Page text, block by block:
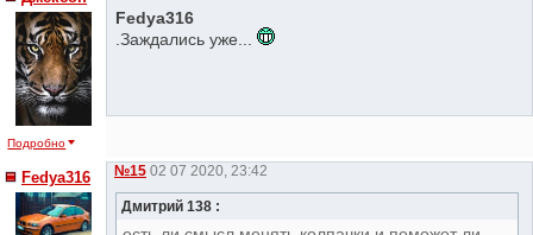
Подробно
Fedya316
.Заждались уже...
Fedya316 №15 02 07 2020, 23:42
Дмитрий 138 :